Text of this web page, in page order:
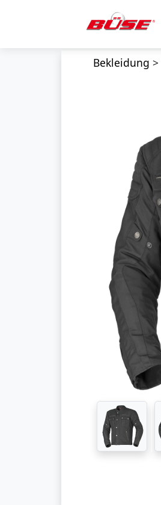
Bekleidung >